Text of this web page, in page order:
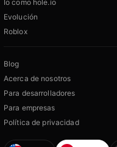
Io como hole.io
Evolución
Roblox
Blog
Acerca de nosotros
Para desarrolladores
Para empresas
Política de privacidad